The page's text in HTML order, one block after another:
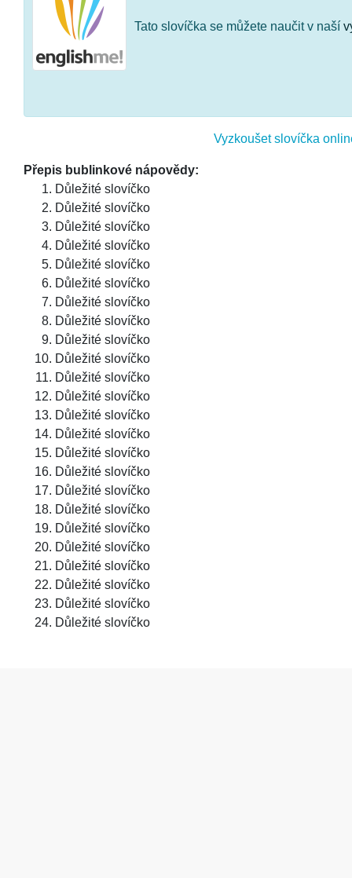
Tato slovíčka se můžete naučit v naší
Vyzkoušet slovíčka
Přepis bublinkové nápovědy:
Důležité slovíčko
Důležité slovíčko
Důležité slovíčko
Důležité slovíčko
Důležité slovíčko
Důležité slovíčko
Důležité slovíčko
Důležité slovíčko
Důležité slovíčko
Důležité slovíčko
Důležité slovíčko
Důležité slovíčko
Důležité slovíčko
Důležité slovíčko
Důležité slovíčko
Důležité slovíčko
Důležité slovíčko
Důležité slovíčko
Důležité slovíčko
Důležité slovíčko
Důležité slovíčko
Důležité slovíčko
Důležité slovíčko
Důležité slovíčko